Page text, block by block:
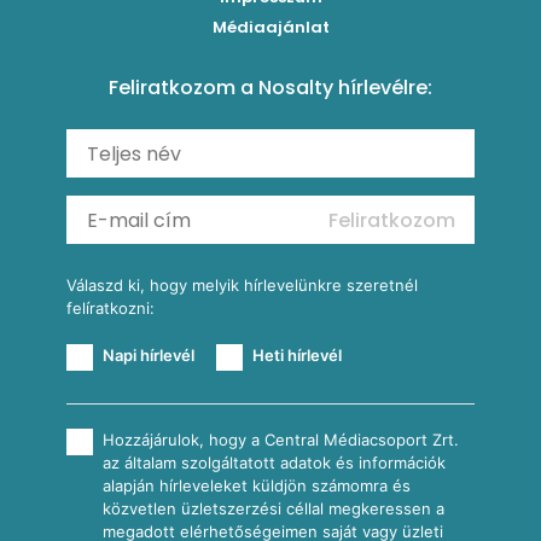
Carbonara
Shakshuka
Ratatouille
Mexikói húsleves kukorica salsával
Almás-kéksajtos kukoricasaláta
Köretek
Reggeli receptek
Médiaajánlat
Feliratkozom a Nosalty hírlevélre:
Feliratkozom
Válaszd ki, hogy melyik hírlevelünkre szeretnél
felíratkozni:
Napi hírlevél Heti hírlevél
Hozzájárulok, hogy a Central Médiacsoport Zrt.
az általam szolgáltatott adatok és információk
alapján hírleveleket küldjön számomra és
közvetlen üzletszerzési céllal megkeressen a
megadott elérhetőségeimen saját vagy üzleti